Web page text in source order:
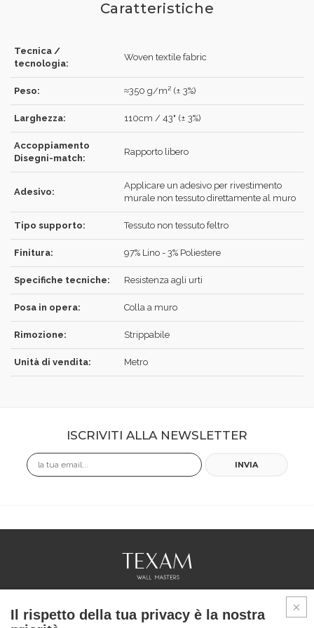
Caratteristiche
Tecnica /
tecnologia:
Woven textile fabric
Peso: ≈350 g/m² (± 3%)
Larghezza: 110cm / 43" (± 3%)
Accoppiamento
Disegni-match:
Rapporto libero
Adesivo:
Applicare un adesivo per rivestimento
murale non tessuto direttamente al muro
Tipo supporto: Tessuto non tessuto feltro
Finitura: 97% Lino - 3% Poliestere
Specifiche tecniche: Resistenza agli urti
Posa in opera: Colla a muro
Rimozione: Strippabile
Unità di vendita: Metro
ISCRIVITI ALLA NEWSLETTER
Email INVIA
PROFESSIONAL
Il rispetto della tua privacy è la nostra